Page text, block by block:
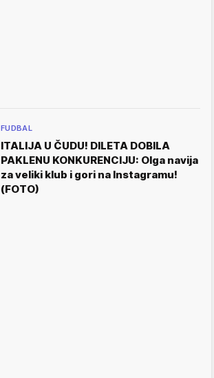
FUDBAL
ITALIJA U ČUDU! DILETA DOBILA
PAKLENU KONKURENCIJU: Olga navija
za veliki klub i gori na Instagramu!
(FOTO)